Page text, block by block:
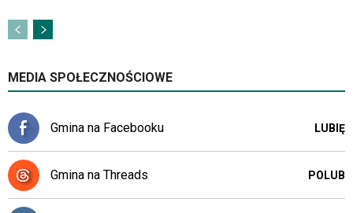
MEDIA SPOŁECZNOŚCIOWE
Gmina na Facebooku LUBIĘ
Gmina na Threads POLUB